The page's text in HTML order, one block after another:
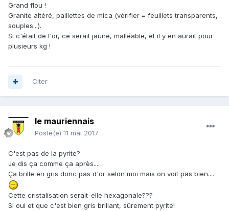
Grand flou !
Granite altéré, paillettes de mica (vérifier = feuillets transparents,
souples...).
Si c'était de l'or, ce serait jaune, malléable, et il y en aurait pour
plusieurs kg !
Citer
le mauriennais
Posté(e) 11 mai 2017
C'est pas de la pyrite?
Je dis ça comme ça après....
Ça brille en gris donc pas d'or selon moi mais on voit pas bien....
Cette cristalisation serait-elle hexagonale???
Si oui et que c'est bien gris brillant, sûrement pyrite!